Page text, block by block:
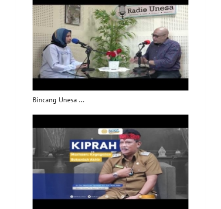
Bincang Unesa ...